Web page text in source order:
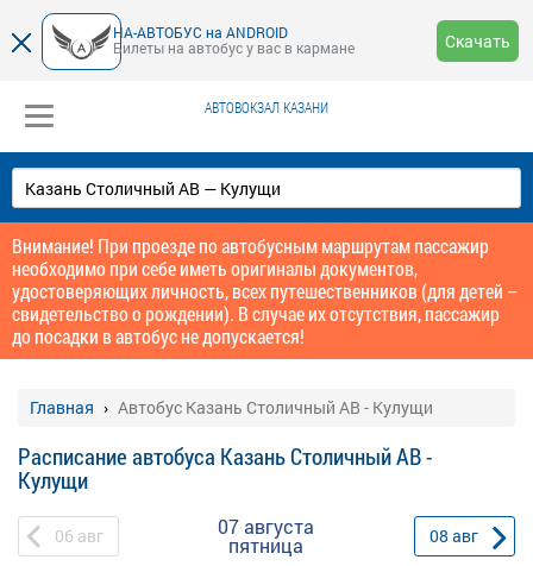
НА-АВТОБУС на ANDROID
Билеты на автобус у вас в кармане
Скачать
АВТОВОКЗАЛ КАЗАНИ
Внимание! При проезде по автобусным маршрутам пассажир
необходимо при себе иметь оригиналы документов,
удостоверяющих личность, всех путешественников (для детей –
свидетельство о рождении). В случае их отсутствия, пассажир
до посадки в автобус не допускается!
Главная Автобус Казань Столичный АВ - Кулущи
Расписание автобуса Казань Столичный АВ -
Кулущи
06 авг 07 августа
пятница 08 авг